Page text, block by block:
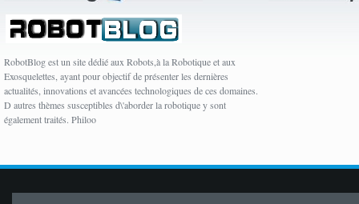
RobotBlog est un site dédié aux Robots,à la Robotique et aux
Exosquelettes, ayant pour objectif de présenter les dernières
actualités, innovations et avancées technologiques de ces domaines.
D autres thèmes susceptibles d\'aborder la robotique y sont
également traités. Philoo